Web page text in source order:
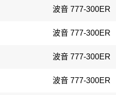
波音 777-300ER
波音 777-300ER
波音 777-300ER
波音 777-300ER